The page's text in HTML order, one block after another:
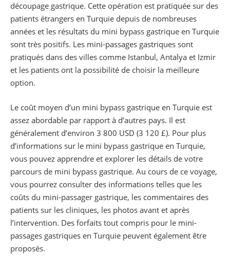
découpage gastrique. Cette opération est pratiquée sur des
patients étrangers en Turquie depuis de nombreuses
années et les résultats du mini bypass gastrique en Turquie
sont très positifs. Les mini-passages gastriques sont
pratiqués dans des villes comme Istanbul, Antalya et Izmir
et les patients ont la possibilité de choisir la meilleure
option.
Le coût moyen d’un mini bypass gastrique en Turquie est
assez abordable par rapport à d’autres pays. Il est
généralement d’environ 3 800 USD (3 120 £). Pour plus
d’informations sur le mini bypass gastrique en Turquie,
vous pouvez apprendre et explorer les détails de votre
parcours de mini bypass gastrique. Au cours de ce voyage,
vous pourrez consulter des informations telles que les
coûts du mini-passager gastrique, les commentaires des
patients sur les cliniques, les photos avant et après
l’intervention. Des forfaits tout compris pour le mini-
passages gastriques en Turquie peuvent également être
proposés.